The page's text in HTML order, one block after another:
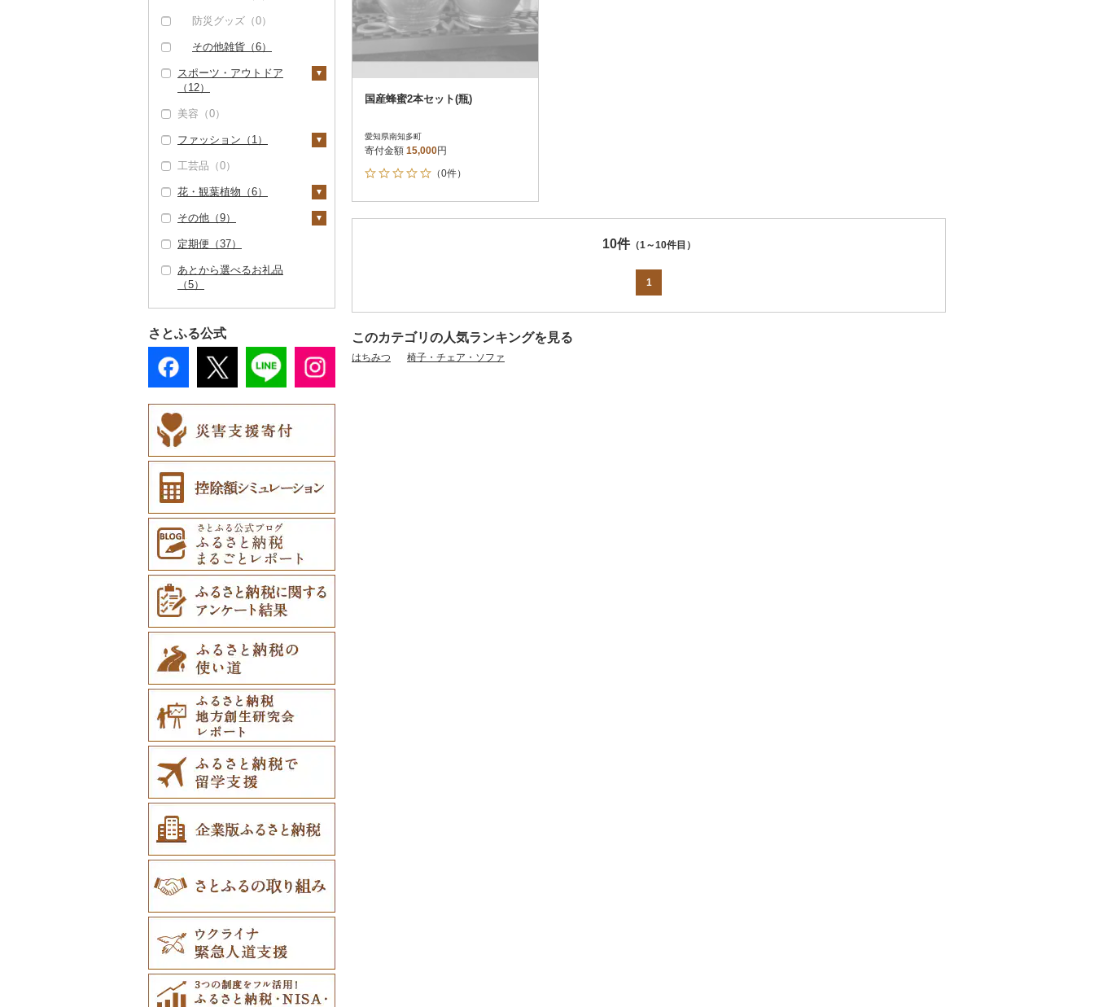
防災グッズ（0）
その他雑貨（6）
スポーツ・アウトドア
（12）
ゴルフ（0）
釣り（6）
サイクリング（0）
アウトドア・キャンプ
美容（0）
ファッション（1）
鞄・バッグ（0）
洋服（1）
女性・レディース
子供・ベビー（0）
その他洋服（0）
和服（0）
靴・履物（0）
アクセサリー（0）
工芸品（0）
花・観葉植物（6）
観葉植物・苗木（0）
花（6）
胡蝶蘭（0）
ラワー（0）
その他花（5）
盆栽・その他（0）
その他（9）
地域サービス（9）
その他（0）
定期便（37）
あとから選べるお礼品
（5）
さとふる公式
国産蜂蜜2本セット(瓶)
愛知県南知多町
寄付金額 15,000円
（0件）
10件（1～10件目）
1
このカテゴリの人気ランキングを見る
はちみつ 椅子・チェア・ソファ